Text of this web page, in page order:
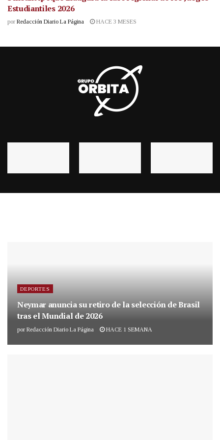
Estudiantiles 2026
por Redacción Diario La Página HACE 3 MESES
DEPORTES
Neymar anuncia su retiro de la selección de Brasil
tras el Mundial de 2026
por Redacción Diario La Página HACE 1 SEMANA